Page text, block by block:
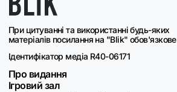
При цитуванні та використанні будь-яких
матеріалів посилання на "Blik" обов'язкове
Ідентифікатор медіа R40-06171
Про видання
Ігровий зал